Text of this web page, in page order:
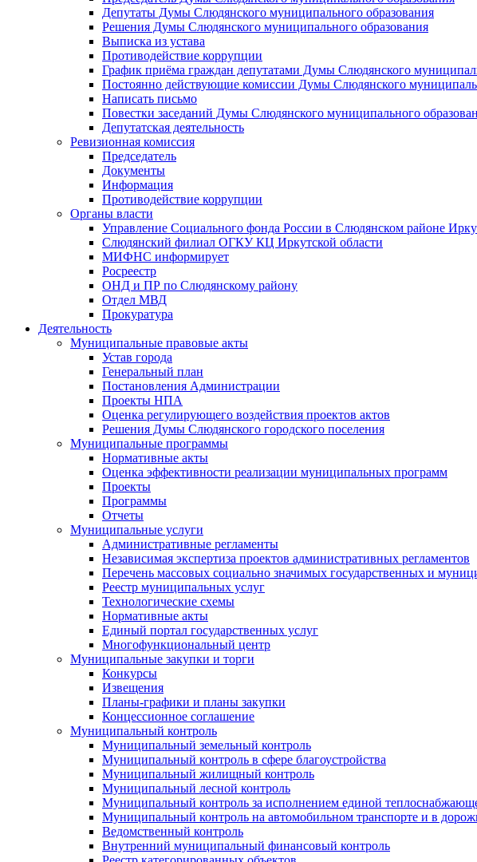
Депутаты Думы Слюдянского муниципального образования
Решения Думы Слюдянского муниципального образования
Выписка из устава
Противодействие коррупции
График приёма граждан депутатами Думы Слюдянского
Постоянно действующие комиссии Думы Слюдянского
Написать письмо
Повестки заседаний Думы Слюдянского муниципального
Депутатская деятельность
Ревизионная комиссия
Председатель
Документы
Информация
Противодействие коррупции
Органы власти
Управление Социального фонда России в Слюдянском районе
Слюдянский филиал ОГКУ КЦ Иркутской области
МИФНС информирует
Росреестр
ОНД и ПР по Слюдянскому району
Отдел МВД
Прокуратура
Деятельность
Муниципальные правовые акты
Устав города
Генеральный план
Постановления Администрации
Проекты НПА
Оценка регулирующего воздействия проектов актов
Решения Думы Слюдянского городского поселения
Муниципальные программы
Нормативные акты
Оценка эффективности реализации муниципальных программ
Проекты
Программы
Отчеты
Муниципальные услуги
Административные регламенты
Независимая экспертиза проектов административных регламентов
Перечень массовых социально значимых государственных и
Реестр муниципальных услуг
Технологические схемы
Нормативные акты
Единый портал государственных услуг
Многофункциональный центр
Муниципальные закупки и торги
Конкурсы
Извещения
Планы-графики и планы закупки
Концессионное соглашение
Муниципальный контроль
Муниципальный земельный контроль
Муниципальный контроль в сфере благоустройства
Муниципальный жилищный контроль
Муниципальный лесной контроль
Муниципальный контроль за исполнением единой
Муниципальный контроль на автомобильном транспорте и в
Ведомственный контроль
Внутренний муниципальный финансовый контроль